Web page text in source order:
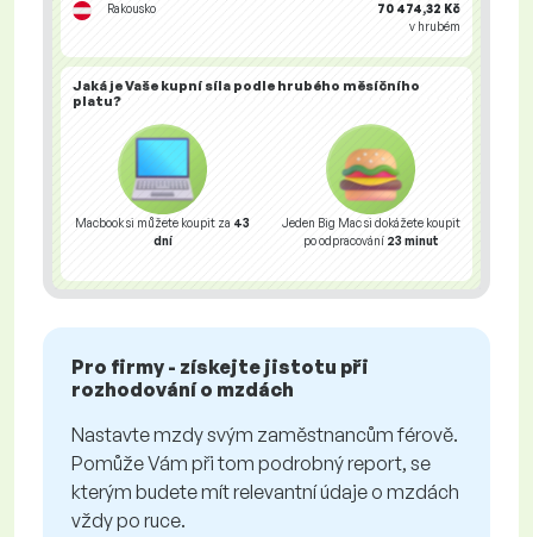
Rakousko
70 474,32 Kč
v hrubém
Jaká je Vaše kupní síla podle hrubého měsíčního
platu?
Macbook si můžete koupit za 43
dní
Jeden Big Mac si dokážete koupit
po odpracování 23 minut
Pro firmy - získejte jistotu při
rozhodování o mzdách
Nastavte mzdy svým zaměstnancům férově.
Pomůže Vám při tom podrobný report, se
kterým budete mít relevantní údaje o mzdách
vždy po ruce.